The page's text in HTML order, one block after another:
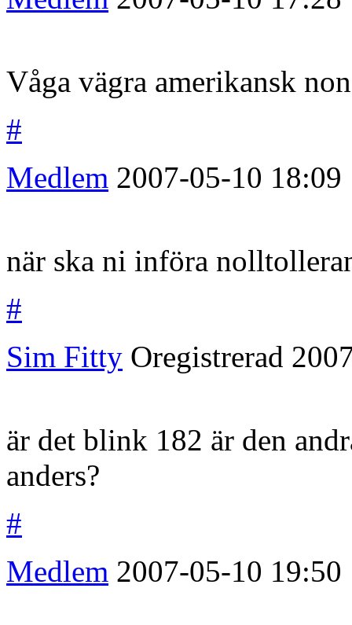
Våga vägra amerikansk
#
Medlem 2007-05-10 18:09
när ska ni införa
#
Sim Fitty Oregistrerad
är det blink 182 är den
anders?
#
Medlem 2007-05-10 19:50